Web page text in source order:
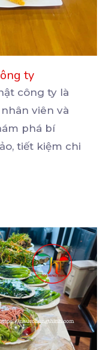
ty
công ty là
viên và
phá bí
tiết kiệm chi